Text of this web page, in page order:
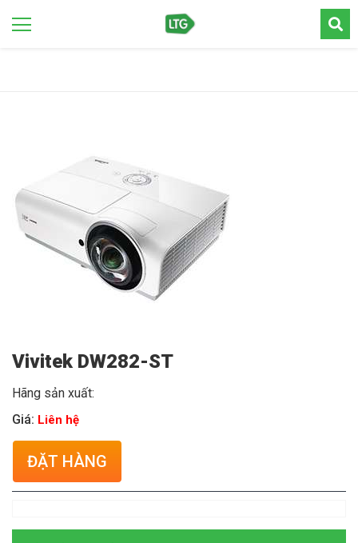
Vivitek DW282-ST
Hãng sản xuất:
Giá: Liên hệ
ĐẶT HÀNG